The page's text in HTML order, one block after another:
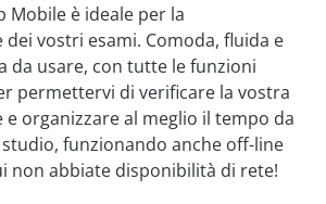
Mobile è ideale per la
vostri esami. Comoda, fluida e
da usare, con tutte le funzioni
permettervi di verificare la vostra
e organizzare al meglio il tempo da
funzionando anche off-line
non abbiate disponibilità di rete!